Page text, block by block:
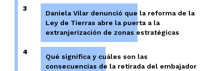
3
Daniela Vilar denunció que la reforma de la
Ley de Tierras abre la puerta a la
extranjerización de zonas estratégicas
4
Qué significa y cuáles son las
consecuencias de la retirada del embajador